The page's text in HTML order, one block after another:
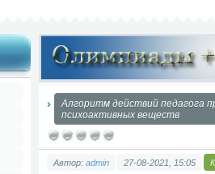
Алгоритм действий педагога
психоактивных веществ
Автор: admin 27-08-2021, 15:05